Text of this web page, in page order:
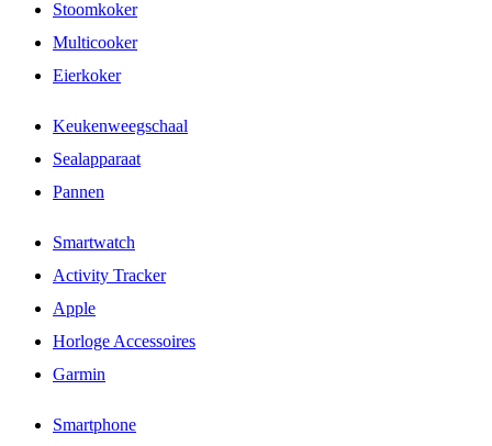
Stoomkoker
Multicooker
Eierkoker
Keukenweegschaal
Sealapparaat
Pannen
Smartwatch
Activity Tracker
Apple
Horloge Accessoires
Garmin
Smartphone